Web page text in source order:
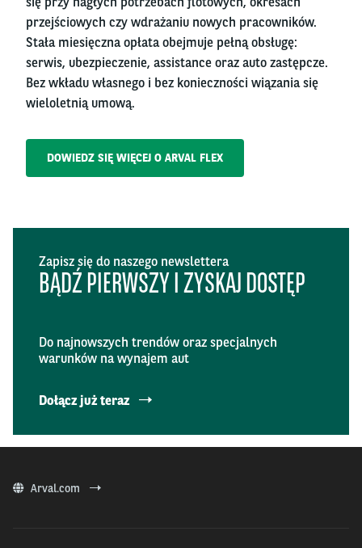
przejściowych czy wdrażaniu nowych pracowników.
Stała miesięczna opłata obejmuje pełną obsługę:
serwis, ubezpieczenie, assistance oraz auto zastępcze.
Bez wkładu własnego i bez konieczności wiązania się
wieloletnią umową.
DOWIEDZ SIĘ WIĘCEJ O ARVAL FLEX
Zapisz się do naszego newslettera
BĄDŹ PIERWSZY I ZYSKAJ DOSTĘP
Do najnowszych trendów oraz specjalnych
warunków na wynajem aut
Dołącz już teraz
Arval.com